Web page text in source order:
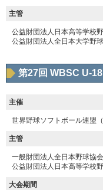
主管
公益財団法人日本高等学校
公益財団法人全日本大学野
第27回 WBSC U-
主催
世界野球ソフトボール連盟（
主管
一般財団法人全日本野球協会
公益財団法人日本高等学校
大会期間